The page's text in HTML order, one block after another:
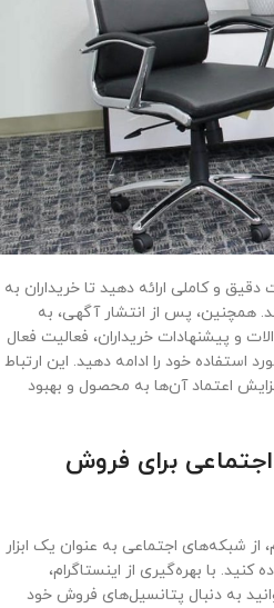
و کاملی ارائه دهید تا خریداران به
همچنین، پس از انتشار آگهی، به
و پیشنهادات خریداران، فعالیت فعال
استفاده خود را ادامه دهید. این ارتباط
اعتماد آن‌ها به محصول و بهبود
برای فروش
شبکه‌های اجتماعی به عنوان یک ابزار
با بهره‌گیری از اینستاگرام،
به دنبال پتانسیل‌های فروش خود